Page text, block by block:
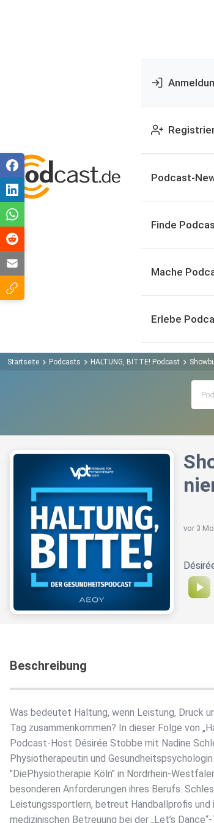
Podcast-
Finde
Mache
Erlebe
Startseite Podcasts HALTUNG, BITTE! Podcast
vor 3
Beschreibung
Was bedeutet Haltung, wenn Leistung, Druck
Tag zusammenkommen? In dieser Folge von
Podcast-Host Désirée Stobbe mit Nadine
Physiotherapeutin und
"DiePhysiotherapie Köln" in Nordrhein-
besonderen Anforderungen ihres Berufs.
Leistungssportlern, betreut Handballprofis und
medizinischen Betreuung bei der „Let’s Dance“-